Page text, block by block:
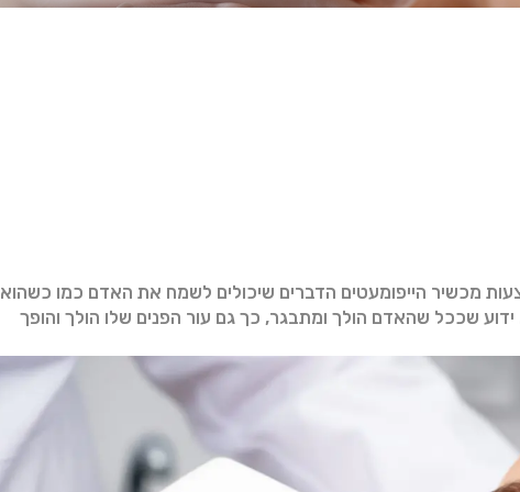
מכשיר הייפומעטים הדברים שיכולים לשמח את האדם כמו כשהוא
שככל שהאדם הולך ומתבגר, כך גם עור הפנים שלו הולך והופך